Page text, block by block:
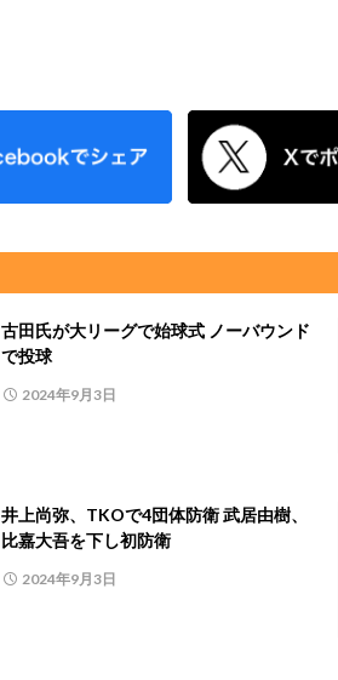
古田氏が大リーグで始球式 ノーバウンド
で投球
2024年9月3日
井上尚弥、TKOで4団体防衛 武居由樹、
比嘉大吾を下し初防衛
2024年9月3日